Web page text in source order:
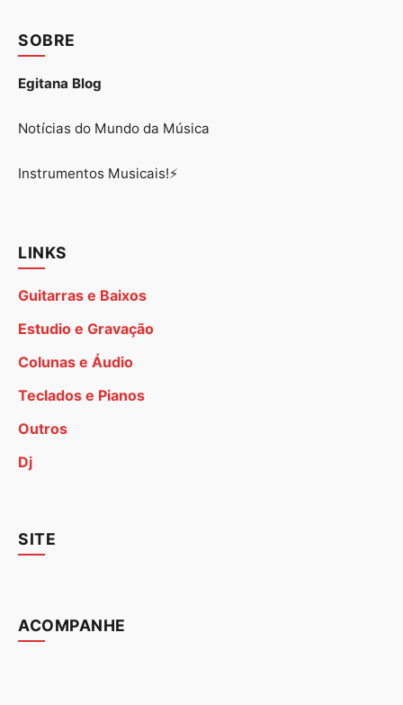
SOBRE
Egitana Blog
Notícias do Mundo da Música
Instrumentos Musicais!⚡
LINKS
Guitarras e Baixos
Estudio e Gravação
Colunas e Áudio
Teclados e Pianos
Outros
Dj
SITE
ACOMPANHE